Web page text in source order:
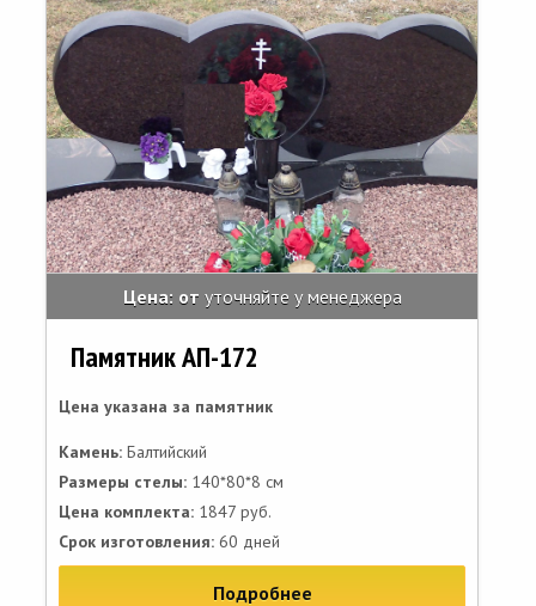
Цена: от уточняйте у менеджера
Памятник АП-172
Цена указана за памятник
Камень: Балтийский
Размеры стелы: 140*80*8 см
Цена комплекта: 1847 руб.
Срок изготовления: 60 дней
Подробнее